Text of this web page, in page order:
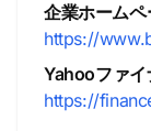
企業ホームペ
https://
Yahooファイ
https://